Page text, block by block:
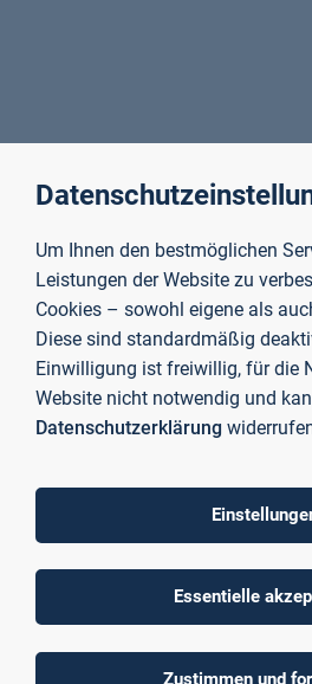
Technische
Um Ihnen den bestmöglichen
Leistungen der Website zu
Cookies – sowohl eigene als
Diese sind standardmäßig
Einwilligung ist freiwillig, für die
Website nicht notwendig und
Datenschutzerklärung
Essentielle
Zustimmen und